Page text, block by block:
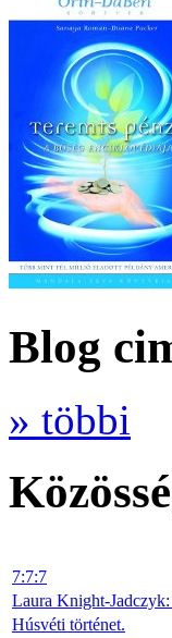
Blog
» többi
7:7:7
Laura Knight-
Húsvéti történet.